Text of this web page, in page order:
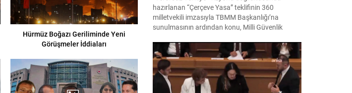
Hürmüz Boğazı Geriliminde Yeni
Görüşmeler İddiaları
hazırlanan “Çerçeve Yasa” teklifinin 360
milletvekili imzasıyla TBMM Başkanlığı’na
sunulmasının ardından konu, Milli Güvenlik
Toplantı sonrası yayımlanan sekiz maddelik
bildiri, ülke güvenliği ve bölgesel gelişmelere dair
değerlendirmeleri içermektedir. Yaklaşık 2 saat
15 dakika süren oturumun sonuç metninde;
terörle mücadele, bölgesel istikrar,...